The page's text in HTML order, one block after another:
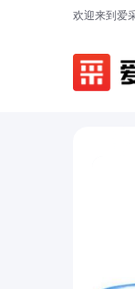
欢迎来到爱